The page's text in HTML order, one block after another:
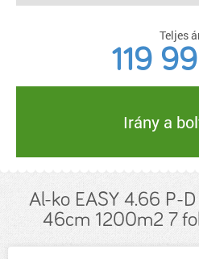
Teljes
119
Irány a
Al-ko EASY 4.66 P-
46cm 1200m2 7